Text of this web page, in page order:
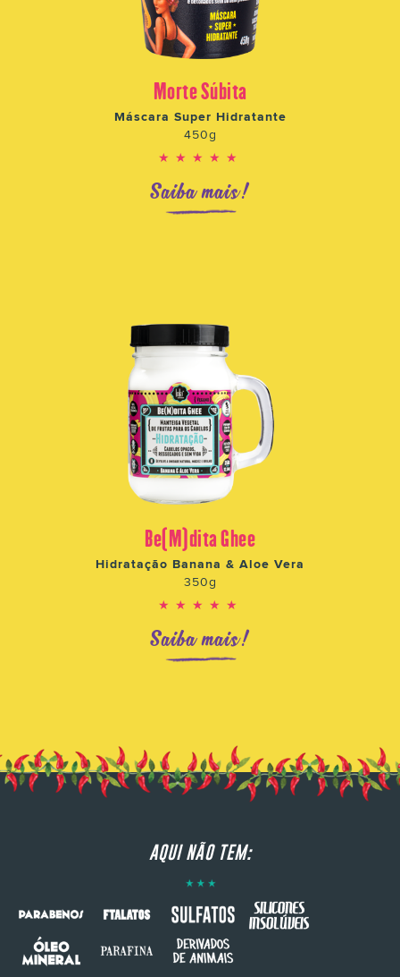
Morte Súbita
Máscara Super Hidratante
450g
★★★★★
Saiba mais!
Be(M)dita Ghee
Hidratação Banana & Aloe Vera
350g
★★★★★
Saiba mais!
AQUI NÃO TEM: